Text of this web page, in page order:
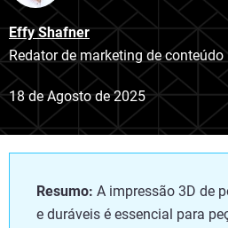
Effy Shafner
Redator de marketing de conteúdo
18 de Agosto de 2025
Resumo: A impressão 3D de
e duráveis é essencial para